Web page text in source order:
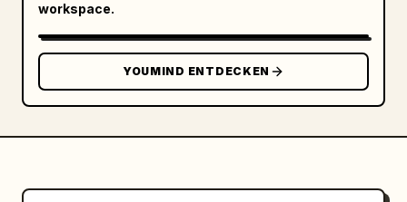
workspace.
YOUMIND ENTDECKEN